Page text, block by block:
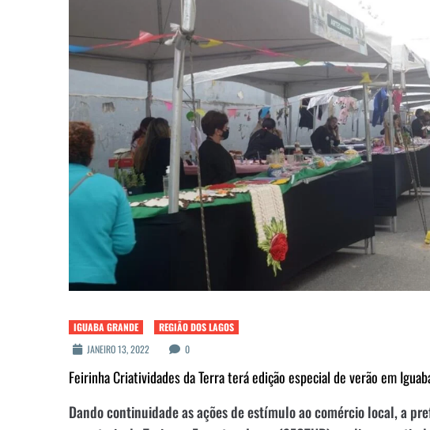
IGUABA GRANDE
REGIÃO DOS LAGOS
JANEIRO 13, 2022
0
Feirinha Criatividades da Terra terá edição especial de verão em
Dando continuidade as ações de estímulo ao comércio local, a